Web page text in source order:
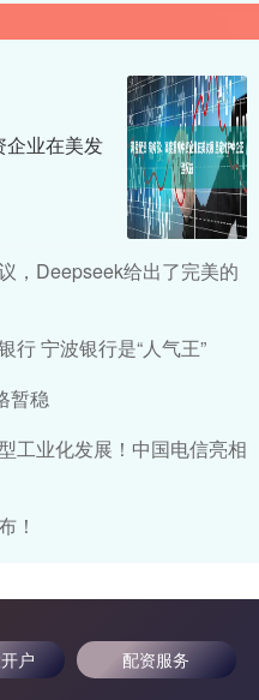
企业在美发
，Deepseek给出了完美的
行 宁波银行是“人气王”
暂稳
工业化发展！中国电信亮相
！
户 配资服务